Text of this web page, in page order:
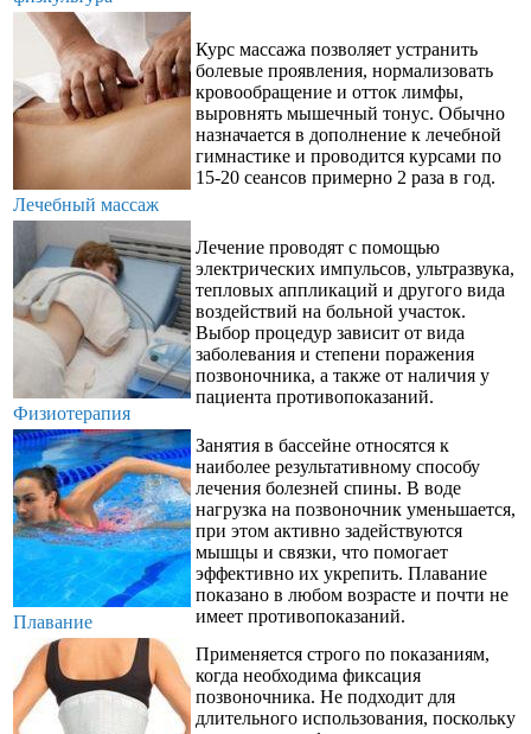
Лечебный массаж
Курс массажа позволяет устранить
болевые проявления, нормализовать
кровообращение и отток лимфы,
выровнять мышечный тонус. Обычно
назначается в дополнение к лечебной
гимнастике и проводится курсами по
15-20 сеансов примерно 2 раза в год.
Физиотерапия
Лечение проводят с помощью
электрических импульсов, ультразвука,
тепловых аппликаций и другого вида
воздействий на больной участок.
Выбор процедур зависит от вида
заболевания и степени поражения
позвоночника, а также от наличия у
пациента противопоказаний.
Плавание
Занятия в бассейне относятся к
наиболее результативному способу
лечения болезней спины. В воде
нагрузка на позвоночник уменьшается,
при этом активно задействуются
мышцы и связки, что помогает
эффективно их укрепить. Плавание
показано в любом возрасте и почти не
имеет противопоказаний.
Применяется строго по показаниям,
когда необходима фиксация
позвоночника. Не подходит для
длительного использования, поскольку